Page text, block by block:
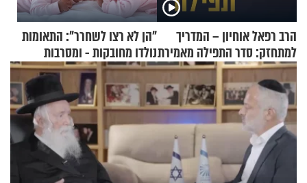
הרב רפאל אוחיון – המדריך
למתחזק: סדר התפילה מאמירת
הקורבנות ועד קריאת שמע
"הן לא רצו לשחרר": התאומות
נולדו מחובקות - ומסרבות
להיפרד